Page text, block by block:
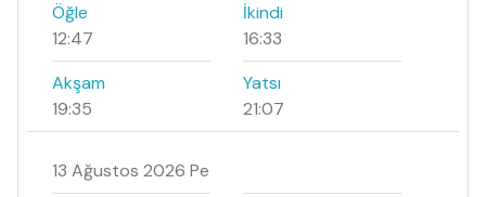
Öğle
12:47
İkindi
16:33
Akşam
19:35
Yatsı
21:07
13 Ağustos 2026 Pe